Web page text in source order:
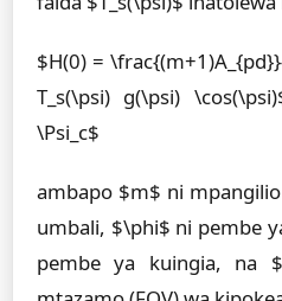
$H(0) =
T_s(\psi) g(\psi)
\Psi_c$
ambapo $m$ ni
umbali, $\phi$ ni pembe
pembe ya kuingia, na